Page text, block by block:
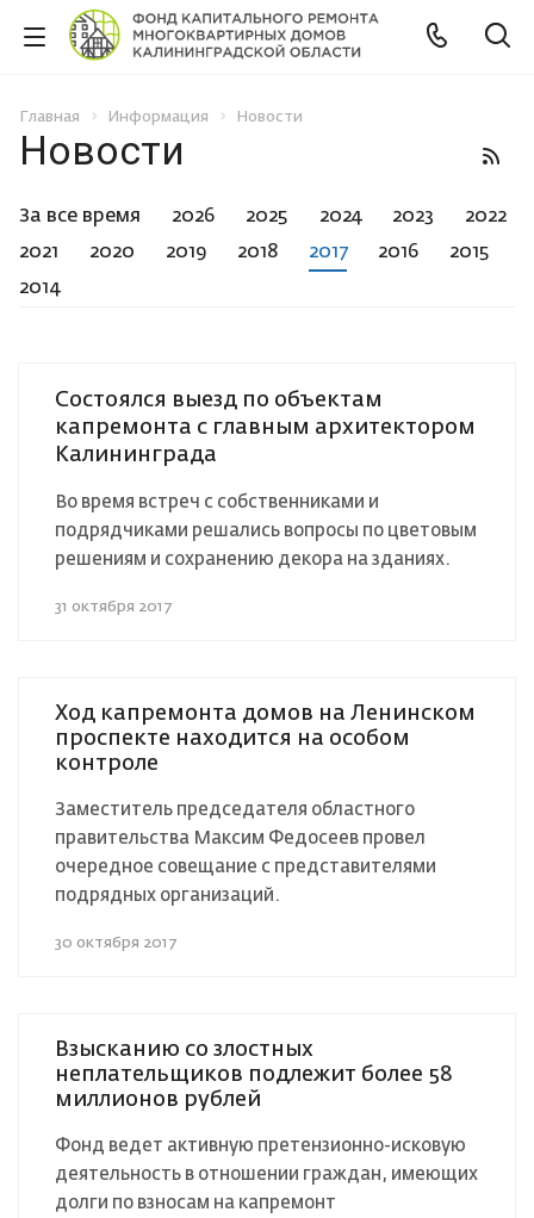
Главная Информация Новости
Новости
За все время 2026 2025 2024 2023
2022
2021
2020 2019 2018 2017 2016
2015
2014
Состоялся выезд по объектам
капремонта с главным архитектором
Калининграда
Во время встреч с собственниками и
подрядчиками решались вопросы по цветовым
решениям и сохранению декора на зданиях.
31 октября 2017
Ход капремонта домов на Ленинском
проспекте находится на особом
контроле
Заместитель председателя областного
правительства Максим Федосеев провел
очередное совещание с представителями
подрядных организаций.
30 октября 2017
Взысканию со злостных
неплательщиков подлежит более 58
миллионов рублей
Фонд ведет активную претензионно-исковую
деятельность в отношении граждан, имеющих
долги по взносам на капремонт